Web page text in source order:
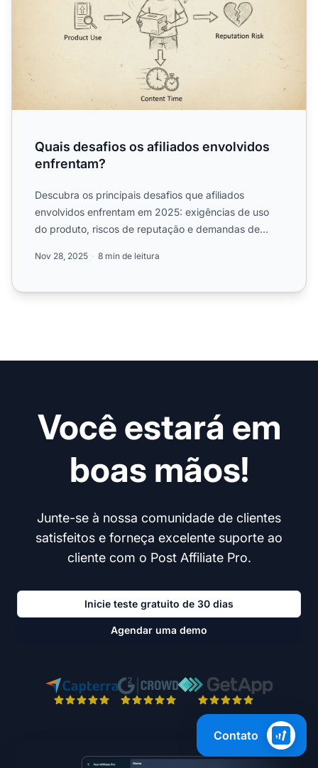
Quais desafios os afiliados envolvidos
enfrentam?
Descubra os principais desafios que afiliados
envolvidos enfrentam em 2025: exigências de uso
do produto, riscos de reputação e demandas de
Nov 28, 2025 8 min de leitura
Você estará em
boas mãos!
Junte-se à nossa comunidade de clientes
satisfeitos e forneça excelente suporte ao
cliente com o Post Affiliate Pro.
Inicie teste gratuito de 30 dias
Agendar uma demo
Contato